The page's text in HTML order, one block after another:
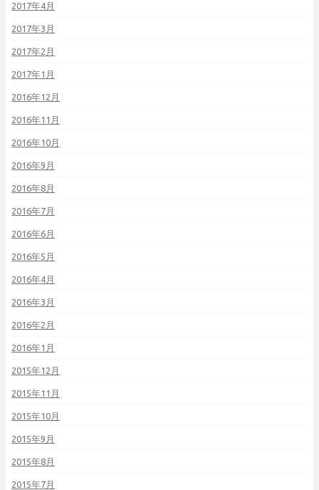
2017年4月
2017年3月
2017年2月
2017年1月
2016年12月
2016年11月
2016年10月
2016年9月
2016年8月
2016年7月
2016年6月
2016年5月
2016年4月
2016年3月
2016年2月
2016年1月
2015年12月
2015年11月
2015年10月
2015年9月
2015年8月
2015年7月